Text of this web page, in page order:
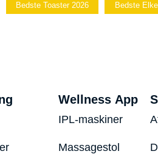
Toaster 2026 Bedste Elkedel
Wellness App
IPL-maskiner
Massagestol